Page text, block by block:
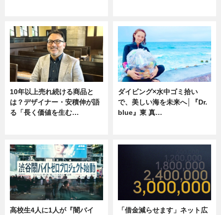
10年以上売れ続ける商品と
は？デザイナー・安積伸が語
る「長く価値を生む…
ダイビング×水中ゴミ拾い
で、美しい海を未来へ│『Dr.
blue』東 真…
高校生4人に1人が『闇バイ
「借金減らせます」ネット広